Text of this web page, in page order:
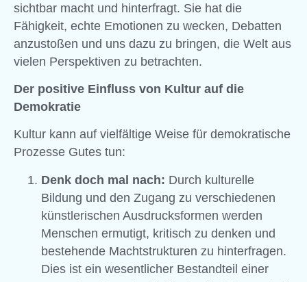
sichtbar macht und hinterfragt. Sie hat die
Fähigkeit, echte Emotionen zu wecken, Debatten
anzustoßen und uns dazu zu bringen, die Welt aus
vielen Perspektiven zu betrachten.
Der positive Einfluss von Kultur auf die
Demokratie
Kultur kann auf vielfältige Weise für demokratische
Prozesse Gutes tun:
Denk doch mal nach: Durch kulturelle
Bildung und den Zugang zu verschiedenen
künstlerischen Ausdrucksformen werden
Menschen ermutigt, kritisch zu denken und
bestehende Machtstrukturen zu hinterfragen.
Dies ist ein wesentlicher Bestandteil einer